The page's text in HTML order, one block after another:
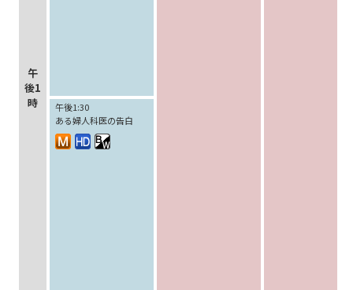
午
後1
時
午後1:30
ある婦人科医の告白